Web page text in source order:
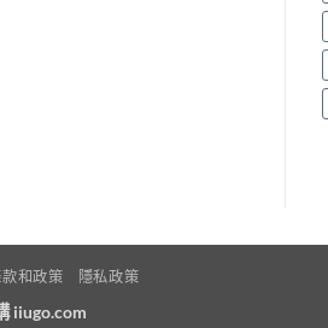
和政策 隱私政策
iiugo.com